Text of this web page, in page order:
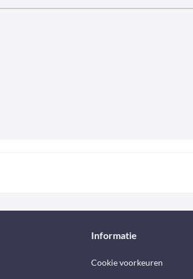
Informatie
Cookie voorkeuren